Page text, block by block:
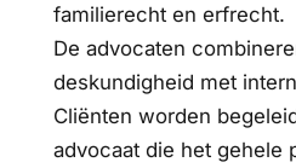
familierecht en erfrecht.
De advocaten
deskundigheid met
Cliënten worden
advocaat die het gehele